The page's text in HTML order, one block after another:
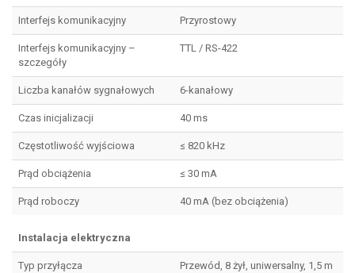
Interfejs komunikacyjny Przyrostowy
Interfejs komunikacyjny –
szczegóły
TTL / RS-422
Liczba kanałów sygnałowych 6-kanałowy
Czas inicjalizacji 40 ms
Częstotliwość wyjściowa ≤ 820 kHz
Prąd obciążenia ≤ 30 mA
Prąd roboczy 40 mA (bez obciążenia)
Instalacja elektryczna
Typ przyłącza Przewód, 8 żył, uniwersalny, 1,5 m